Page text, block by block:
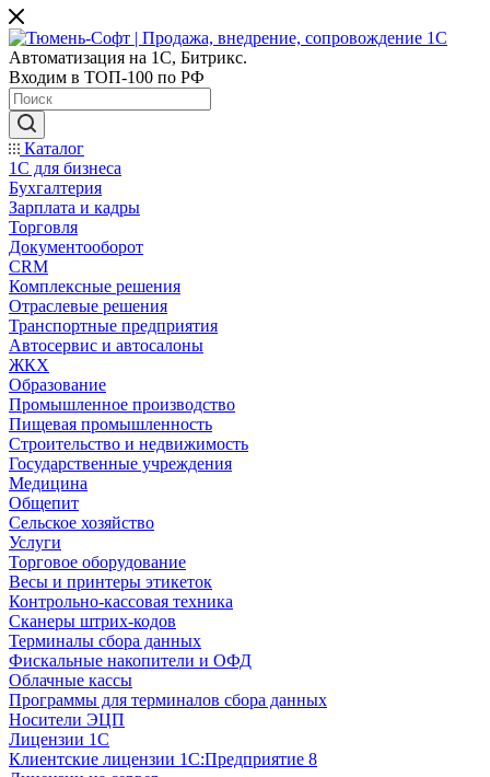
Автоматизация на 1С, Битрикс.
Входим в ТОП-100 по РФ
Каталог
1С для бизнеса
Бухгалтерия
Зарплата и кадры
Торговля
Документооборот
CRM
Комплексные решения
Отраслевые решения
Транспортные предприятия
Автосервис и автосалоны
ЖКХ
Образование
Промышленное производство
Пищевая промышленность
Строительство и недвижимость
Государственные учреждения
Медицина
Общепит
Сельское хозяйство
Услуги
Торговое оборудование
Весы и принтеры этикеток
Контрольно-кассовая техника
Сканеры штрих-кодов
Терминалы сбора данных
Фискальные накопители и ОФД
Облачные кассы
Программы для терминалов сбора данных
Носители ЭЦП
Лицензии 1С
Клиентские лицензии 1С:Предприятие 8